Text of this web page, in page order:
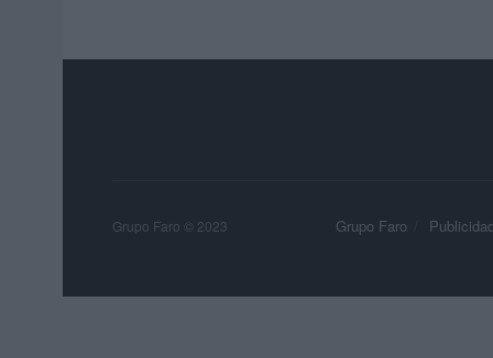
Grupo Faro Publicidad
Grupo Faro © 2023